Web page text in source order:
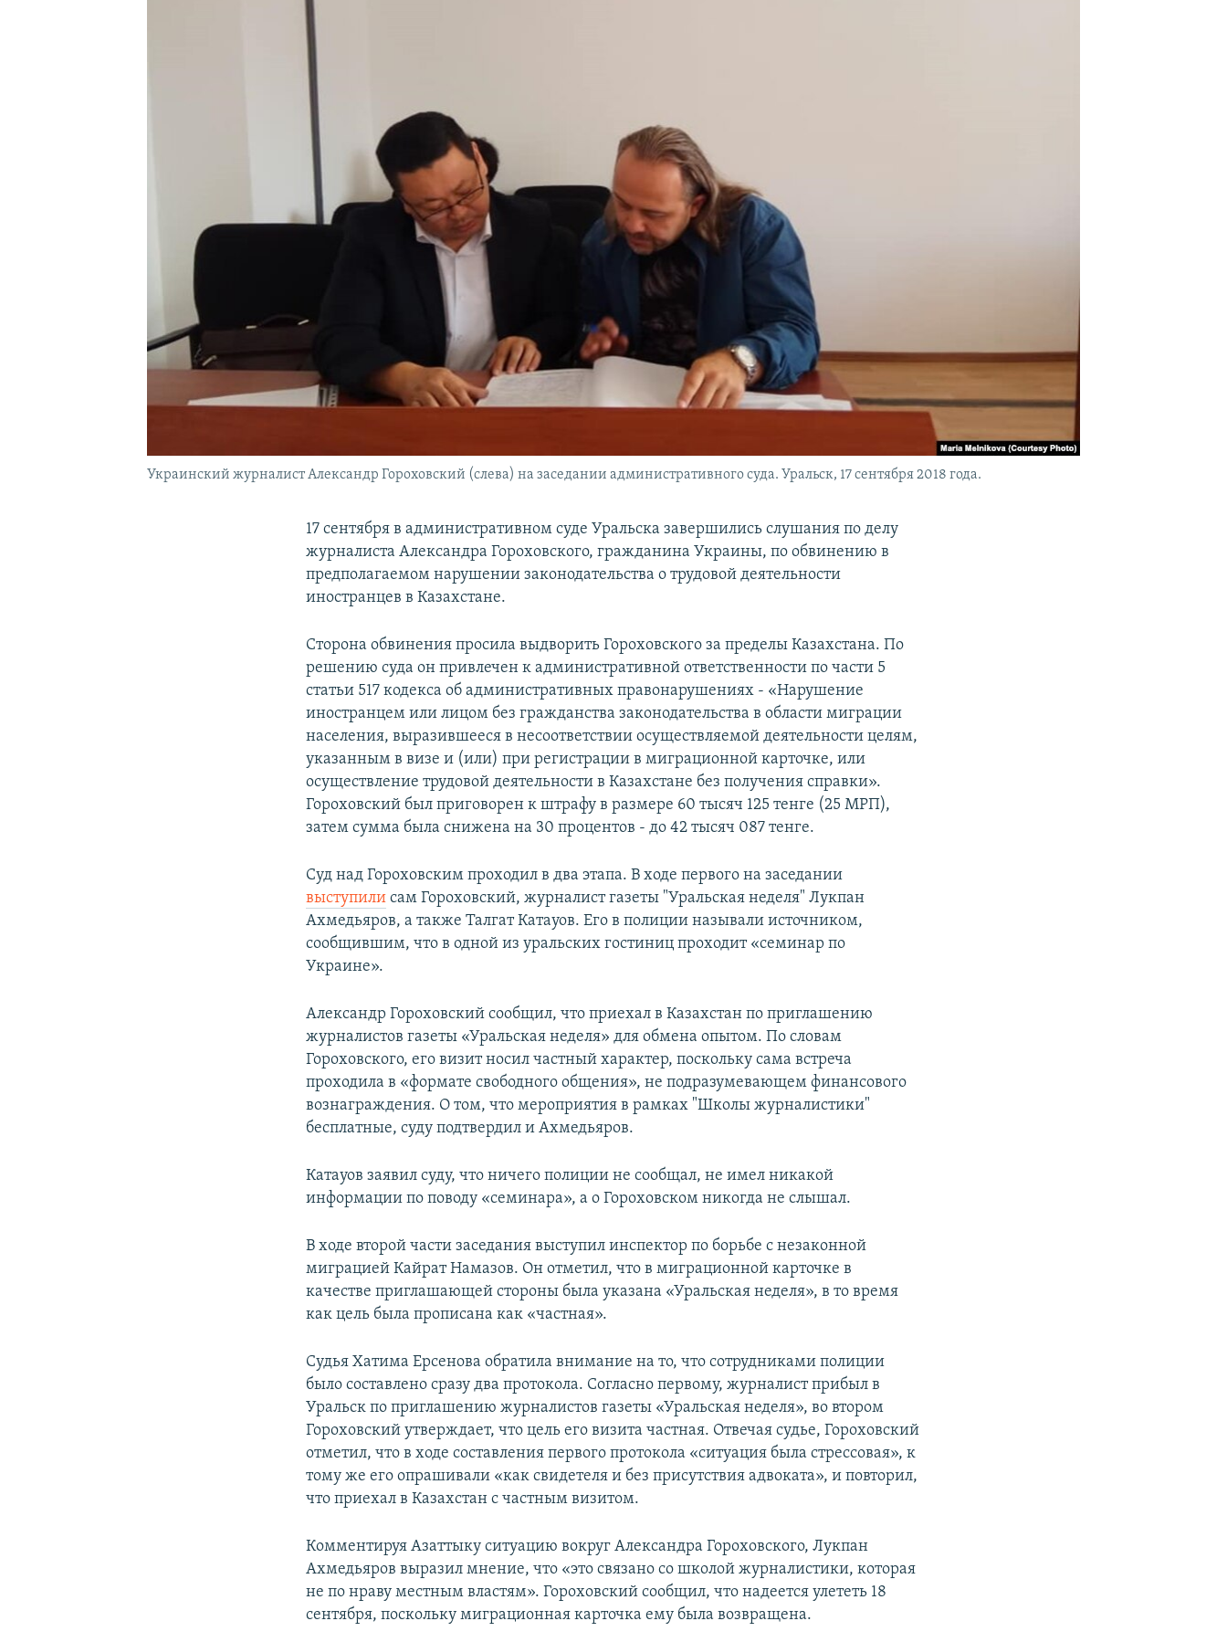
Украинский журналист Александр Гороховский (слева) на заседании административного суда. Уральск, 17 сентября 2018 года.
17 сентября в административном суде Уральска завершились слушания по делу
журналиста Александра Гороховского, гражданина Украины, по обвинению в
предполагаемом нарушении законодательства о трудовой деятельности
иностранцев в Казахстане.
Сторона обвинения просила выдворить Гороховского за пределы Казахстана. По
решению суда он привлечен к административной ответственности по части 5
статьи 517 кодекса об административных правонарушениях - «Нарушение
иностранцем или лицом без гражданства законодательства в области миграции
населения, выразившееся в несоответствии осуществляемой деятельности целям,
указанным в визе и (или) при регистрации в миграционной карточке, или
осуществление трудовой деятельности в Казахстане без получения справки».
Гороховский был приговорен к штрафу в размере 60 тысяч 125 тенге (25 МРП),
затем сумма была снижена на 30 процентов - до 42 тысяч 087 тенге.
Суд над Гороховским проходил в два этапа. В ходе первого на заседании
выступили сам Гороховский, журналист газеты "Уральская неделя" Лукпан
Ахмедьяров, а также Талгат Катауов. Его в полиции называли источником,
сообщившим, что в одной из уральских гостиниц проходит «семинар по
Украине».
Александр Гороховский сообщил, что приехал в Казахстан по приглашению
журналистов газеты «Уральская неделя» для обмена опытом. По словам
Гороховского, его визит носил частный характер, поскольку сама встреча
проходила в «формате свободного общения», не подразумевающем финансового
вознаграждения. О том, что мероприятия в рамках "Школы журналистики"
бесплатные, суду подтвердил и Ахмедьяров.
Катауов заявил суду, что ничего полиции не сообщал, не имел никакой
информации по поводу «семинара», а о Гороховском никогда не слышал.
В ходе второй части заседания выступил инспектор по борьбе с незаконной
миграцией Кайрат Намазов. Он отметил, что в миграционной карточке в
качестве приглашающей стороны была указана «Уральская неделя», в то время
как цель была прописана как «частная».
Судья Хатима Ерсенова обратила внимание на то, что сотрудниками полиции
было составлено сразу два протокола. Согласно первому, журналист прибыл в
Уральск по приглашению журналистов газеты «Уральская неделя», во втором
Гороховский утверждает, что цель его визита частная. Отвечая судье, Гороховский
отметил, что в ходе составления первого протокола «ситуация была стрессовая», к
тому же его опрашивали «как свидетеля и без присутствия адвоката», и повторил,
что приехал в Казахстан с частным визитом.
Комментируя Азаттыку ситуацию вокруг Александра Гороховского, Лукпан
Ахмедьяров выразил мнение, что «это связано со школой журналистики, которая
не по нраву местным властям». Гороховский сообщил, что надеется улететь 18
сентября, поскольку миграционная карточка ему была возвращена.